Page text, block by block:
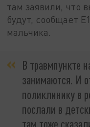
там заявили, что
будут, сообщает
мальчика.
В травмпункте
занимаются. И
поликлинику в
послали в
там тоже